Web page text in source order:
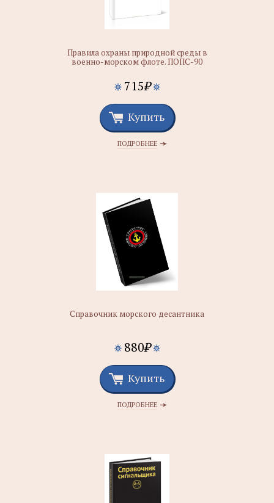
Правила охраны природной среды в
военно-морском флоте. ПОПС-90
715₽
Купить
ПОДРОБНЕЕ
Справочник морского десантника
880₽
Купить
ПОДРОБНЕЕ